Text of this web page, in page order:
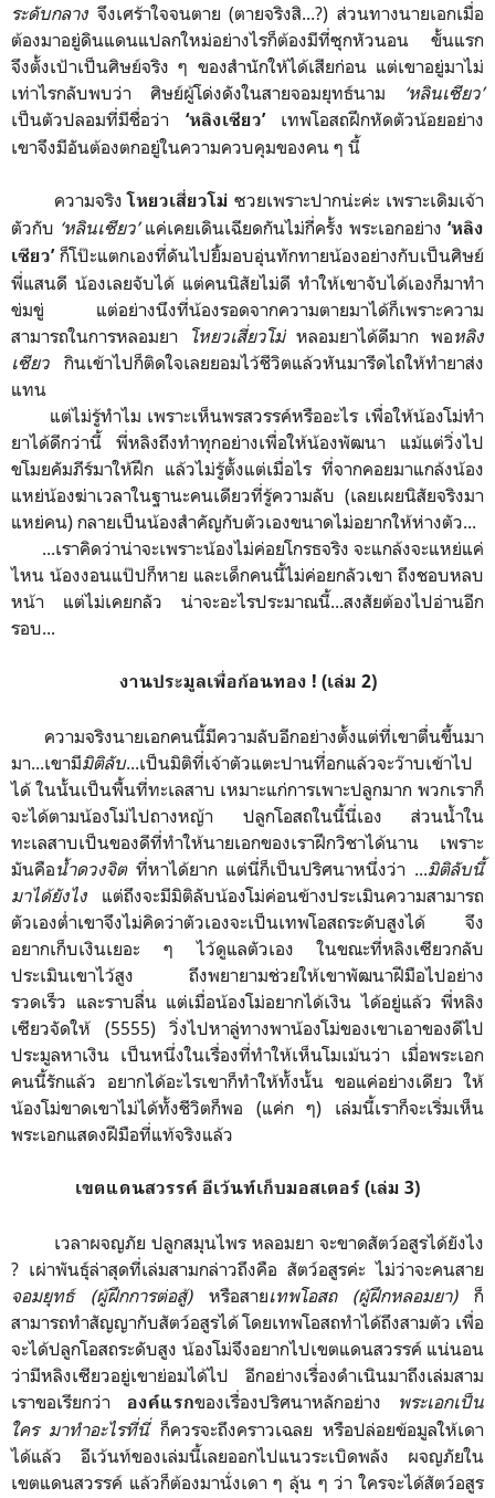
ระดับกลาง จึงเศร้าใจจนตาย (ตายจริงสิ...?) ส่วนทางนายเอกเมื่อ
ต้องมาอยู่ดินแดนแปลกใหม่อย่างไรก็ต้องมีที่ซุกหัวนอน ขั้นแรก
จึงตั้งเป้าเป็นศิษย์จริง ๆ ของสำนักให้ได้เสียก่อน แต่เขาอยู่มาไม่
เท่าไรกลับพบว่า ศิษย์ผู้โด่งดังในสายจอมยุทธ์นาม ‘หลินเซียว’
เป็นตัวปลอมที่มีชื่อว่า ‘หลิงเซียว’เทพโอสถฝึกหัดตัวน้อยอย่าง
เขาจึงมีอันต้องตกอยู่ในความควบคุมของคน ๆ นี้
ความจริงโหยวเสี่ยวโม่ ซวยเพราะปากน่ะค่ะ เพราะเดิมเจ้า
ตัวกับ ‘หลินเซียว’แค่เคยเดินเฉียดกันไม่กี่ครั้ง พระเอกอย่าง ‘หลิง
เซียว’ก็โป๊ะแตกเองที่ดันไปยิ้มอบอุ่นทักทายน้องอย่างกับเป็นศิษย์
พี่แสนดี น้องเลยจับได้ แต่คนนิสัยไม่ดี ทำให้เขาจับได้เองก็มาทำ
ข่มขู่ แต่อย่างนึงที่น้องรอดจากความตายมาได้ก็เพราะความ
สามารถในการหลอมยา โหยวเสี่ยวโม่หลอมยาได้ดีมาก พอหลิง
เซียว กินเข้าไปก็ติดใจเลยยอมไว้ชีวิตแล้วหันมารีดไถให้ทำยาส่ง
แทน
แต่ไม่รู้ทำไม เพราะเห็นพรสวรรค์หรืออะไร เพื่อให้น้องโม่ทำ
ยาได้ดีกว่านี้ พี่หลิงถึงทำทุกอย่างเพื่อให้น้องพัฒนา แม้แต่วิ่งไป
ขโมยคัมภีร์มาให้ฝึก แล้วไม่รู้ตั้งแต่เมื่อไร ที่จากคอยมาแกล้งน้อง
แหย่น้องฆ่าเวลาในฐานะคนเดียวที่รู้ความลับ (เลยเผยนิสัยจริงมา
แหย่คน) กลายเป็นน้องสำคัญกับตัวเองขนาดไม่อยากให้ห่างตัว...
...เราคิดว่าน่าจะเพราะน้องไม่ค่อยโกรธจริง จะแกล้งจะแหย่แค่
ไหน น้องงอนแป๊ปก็หาย และเด็กคนนี้ไม่ค่อยกลัวเขา ถึงชอบหลบ
หน้า แต่ไม่เคยกลัว น่าจะอะไรประมาณนี้...สงสัยต้องไปอ่านอีก
รอบ...
งานประมูลเพื่อก้อนทอง ! (เล่ม 2)
ความจริงนายเอกคนนี้มีความลับอีกอย่างตั้งแต่ที่เขาตื่นขึ้นมา
มา...เขามีมิติลับ...เป็นมิติที่เจ้าตัวแตะปานที่อกแล้วจะว๊าบเข้าไป
ได้ ในนั้นเป็นพื้นที่ทะเลสาบ เหมาะแก่การเพาะปลูกมาก พวกเราก็
จะได้ตามน้องโม่ไปถางหญ้า ปลูกโอสถในนี้นี่เอง ส่วนน้ำใน
ทะเลสาบเป็นของดีที่ทำให้นายเอกของเราฝึกวิชาได้นาน เพราะ
มันคือน้ำดวงจิต ที่หาได้ยาก แต่นี่ก็เป็นปริศนาหนึ่งว่า ...มิติลับนี้
มาได้ยังไง แต่ถึงจะมีมิติลับน้องโม่ค่อนข้างประเมินความสามารถ
ตัวเองต่ำเขาจึงไม่คิดว่าตัวเองจะเป็นเทพโอสถระดับสูงได้ จึง
อยากเก็บเงินเยอะ ๆ ไว้ดูแลตัวเอง ในขณะที่หลิงเซียวกลับ
ประเมินเขาไว้สูง ถึงพยายามช่วยให้เขาพัฒนาฝีมือไปอย่าง
รวดเร็ว และราบลื่น แต่เมื่อน้องโม่อยากได้เงิน ได้อยู่แล้ว พี่หลิง
เซียวจัดให้ (5555) วิ่งไปหาลู่ทางพาน้องโม่ของเขาเอาของดีไป
ประมูลหาเงิน เป็นหนึ่งในเรื่องที่ทำให้เห็นโมเม้นว่า เมื่อพระเอก
คนนี้รักแล้ว อยากได้อะไรเขาก็ทำให้ทั้งนั้น ขอแค่อย่างเดียว ให้
น้องโม่ขาดเขาไม่ได้ทั้งชีวิตก็พอ (แค่ก ๆ) เล่มนี้เราก็จะเริ่มเห็น
พระเอกแสดงฝีมือที่แท้จริงแล้ว
เขตแดนสวรรค์ อีเว้นท์เก็บมอสเตอร์ (เล่ม 3)
เวลาผจญภัย ปลูกสมุนไพร หลอมยา จะขาดสัตว์อสูรได้ยังไง
? เผ่าพันธุ์ล่าสุดที่เล่มสามกล่าวถึงคือ สัตว์อสูรค่ะ ไม่ว่าจะคนสาย
จอมยุทธ์ (ผู้ฝึกการต่อสู้)หรือสายเทพโอสถ (ผู้ฝึกหลอมยา)ก็
สามารถทำสัญญากับสัตว์อสูรได้ โดยเทพโอสถทำได้ถึงสามตัว เพื่อ
จะได้ปลูกโอสถระดับสูง น้องโม่จึงอยากไปเขตแดนสวรรค์ แน่นอน
ว่ามีหลิงเซียวอยู่เขาย่อมได้ไป อีกอย่างเรื่องดำเนินมาถึงเล่มสาม
เราขอเรียกว่า องค์แรกของเรื่องปริศนาหลักอย่าง พระเอกเป็น
ใคร มาทำอะไรที่นี่ก็ควรจะถึงคราวเฉลย หรือปล่อยข้อมูลให้เดา
ได้แล้ว อีเว้นท์ของเล่มนี้เลยออกไปแนวระเบิดพลัง ผจญภัยใน
เขตแดนสวรรค์ แล้วก็ต้องมานั่งเดา ๆ ลุ้น ๆ ว่า ใครจะได้สัตว์อสูร